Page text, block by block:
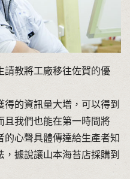
請教將工廠移往佐賀的優
得的資訊量大增，可以得到
且我們也能在第一時間將
的心聲具體傳達給生產者知
據說讓山本海苔店採購到